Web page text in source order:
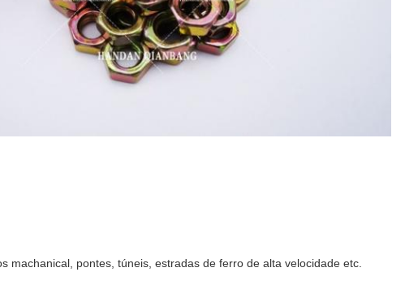
machanical, pontes, túneis, estradas de ferro de alta velocidade etc.